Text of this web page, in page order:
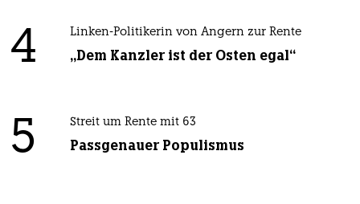
4 Linken-Politikerin von Angern zur Rente
„Dem Kanzler ist der Osten egal“
5 Streit um Rente mit 63
Passgenauer Populismus